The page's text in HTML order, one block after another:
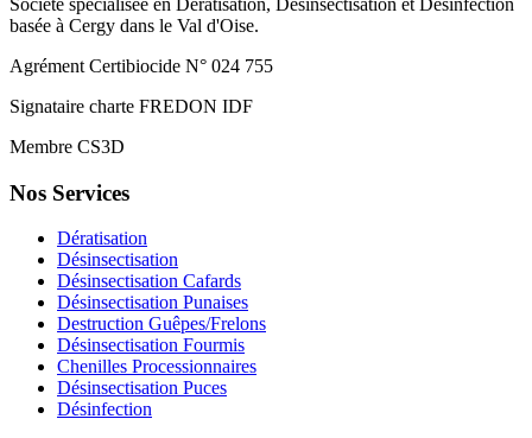
basée à Cergy dans le Val d'Oise.
Agrément Certibiocide N° 024 755
Signataire charte FREDON IDF
Membre CS3D
Nos Services
Dératisation
Désinsectisation
Désinsectisation Cafards
Désinsectisation Punaises
Destruction Guêpes/Frelons
Désinsectisation Fourmis
Chenilles Processionnaires
Désinsectisation Puces
Désinfection